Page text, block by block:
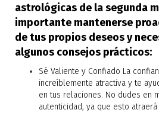
astrológicas de la segunda
importante mantenerse
de tus propios deseos y
algunos consejos prácticos:
Sé Valiente y Confiado La
increíblemente atractiva y te
en tus relaciones. No dudes en
autenticidad, ya que esto